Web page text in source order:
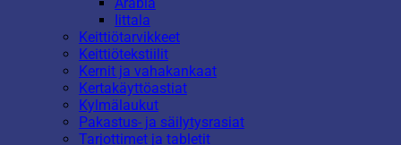
Iittala
Keittiötarvikkeet
Keittiötekstiilit
Kernit ja vahakankaat
Kertakäyttöastiat
Kylmälaukut
Pakastus- ja säilytysrasiat
Tarjottimet ja tabletit